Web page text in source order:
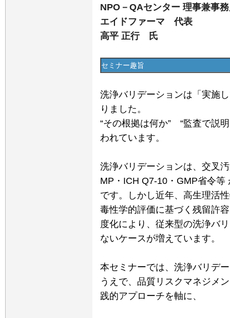
NPO－QAセンター 理事兼事
エイドファーマ 代表
高平 正行 氏
セミナー趣旨
洗浄バリデーションは「実施
りました。
“その根拠は何か” “監査で説
われています。
洗浄バリデーションは、交叉
MP・ICH Q7-10・GMP省令
です。しかし近年、高生理活
毒性学的評価に基づく残留許
度化により、従来型の洗浄バ
ないケースが増えています。
本セミナーでは、洗浄バリデ
うえで、品質リスクマネジメ
践的アプローチを軸に、